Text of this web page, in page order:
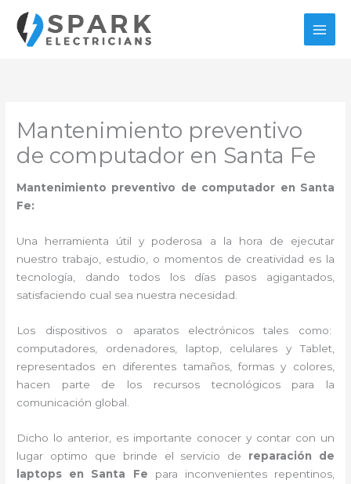
contenido
Mantenimiento preventivo
de computador en Santa Fe
Mantenimiento preventivo de computador en Santa
Fe:
Una herramienta útil y poderosa a la hora de ejecutar
nuestro trabajo, estudio, o momentos de creatividad es la
tecnología, dando todos los días pasos agigantados,
satisfaciendo cual sea nuestra necesidad.
Los dispositivos o aparatos electrónicos tales como:
computadores, ordenadores, laptop, celulares y Tablet,
representados en diferentes tamaños, formas y colores,
hacen parte de los recursos tecnológicos para la
comunicación global.
Dicho lo anterior, es importante conocer y contar con un
lugar optimo que brinde el servicio de reparación de
laptops en Santa Fe para inconvenientes repentinos,